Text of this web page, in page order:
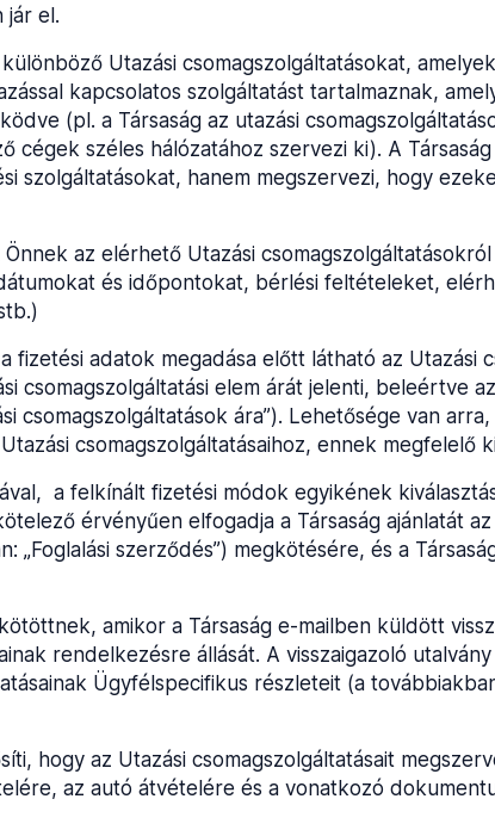
jár el.
Utazási csomagszolgáltatásokat,
kapcsolatos szolgáltatást tartalmaznak,
(pl. a Társaság az utazási
cégek széles hálózatához szervezi ki). A
szolgáltatásokat, hanem megszervezi, hogy
az elérhető Utazási
és időpontokat, bérlési feltételeket,
fizetési adatok megadása előtt látható az Utazási
csomagszolgáltatási elem árát jelenti, beleértve
csomagszolgáltatások ára”). Lehetősége van
csomagszolgáltatásaihoz, ennek megfelelő
a felkínált fizetési módok egyikének
érvényűen elfogadja a Társaság ajánlatát
„Foglalási szerződés”) megkötésére, és a
amikor a Társaság e-mailben küldött
rendelkezésre állását. A visszaigazoló
Ügyfélspecifikus részleteit (a
hogy az Utazási csomagszolgáltatásait
az autó átvételére és a vonatkozó